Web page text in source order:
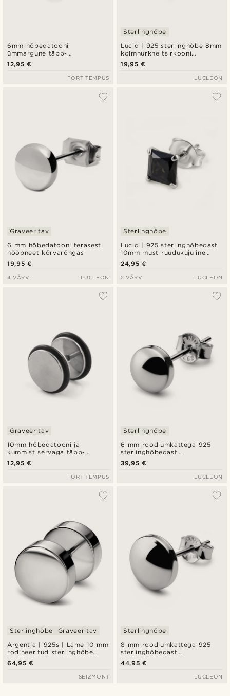
6mm hõbedatooni
ümmargune täpp-
kõrvarõngas
12,95 €
FORT TEMPUS
Lucid | 925 sterlinghõbe 8mm
kolmnurkne tsirkooni
kõrvarõngas
Sterlinghõbe
19,95 €
LUCLEON
6 mm hõbedatooni terasest
nööpneet kõrvarõngas
Graveeritav
19,95 €
4 VÄRVI LUCLEON
Lucid | 925 sterlinghõbedast
10mm must ruudukujuline
tsirkooniumiga kõrvarõngas
Sterlinghõbe
24,95 €
2 VÄRVI LUCLEON
10mm hõbedatooni ja
kummist servaga täpp-
kõrvarõngas
Graveeritav
12,95 €
FORT TEMPUS
6 mm roodiumkattega 925
sterlinghõbedast
nööpkõrvarõngas
Sterlinghõbe
39,95 €
LUCLEON
Argentia | 925s | Lame 10 mm
rodineeritud sterlinghõbe
imitatsioon plug
Sterlinghõbe Graveeritav
64,95 €
SEIZMONT
8 mm roodiumkattega 925
sterlinghõbedast
nööpkõrvarõngas
Sterlinghõbe
44,95 €
LUCLEON